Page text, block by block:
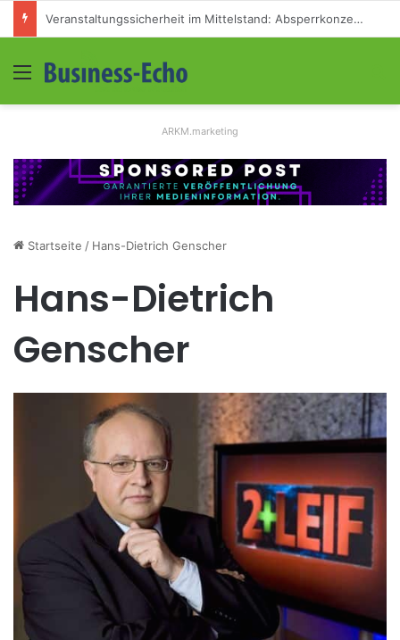
Kühllagerung im Gewerbebetrieb: Leitfaden für Mittelständler
Menü
ARKM.marketing
Startseite / Hans-Dietrich Genscher
Hans-Dietrich
Genscher